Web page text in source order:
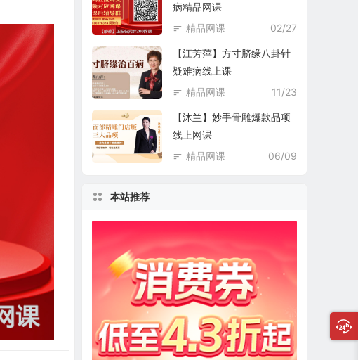
病精品网课
02/27
精品网课
【江芳萍】方寸脐缘八卦针
疑难病线上课
11/23
精品网课
【沐兰】妙手骨雕爆款品项
线上网课
06/09
精品网课
本站推荐